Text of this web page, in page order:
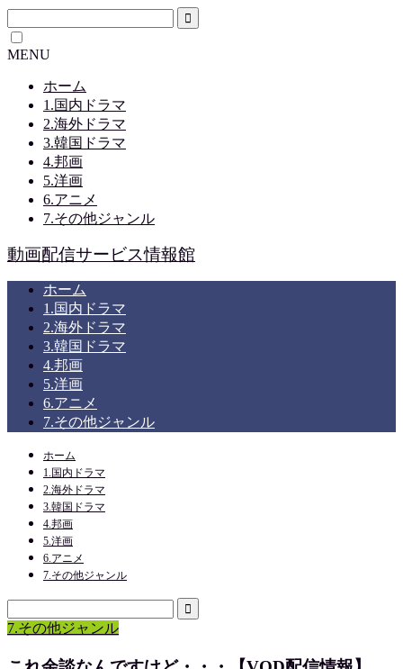
MENU
ホーム
1.国内ドラマ
2.海外ドラマ
3.韓国ドラマ
4.邦画
5.洋画
6.アニメ
7.その他ジャンル
動画配信サービス情報館
ホーム
1.国内ドラマ
2.海外ドラマ
3.韓国ドラマ
4.邦画
5.洋画
6.アニメ
7.その他ジャンル
ホーム
1.国内ドラマ
2.海外ドラマ
3.韓国ドラマ
4.邦画
5.洋画
6.アニメ
7.その他ジャンル
7.その他ジャンル